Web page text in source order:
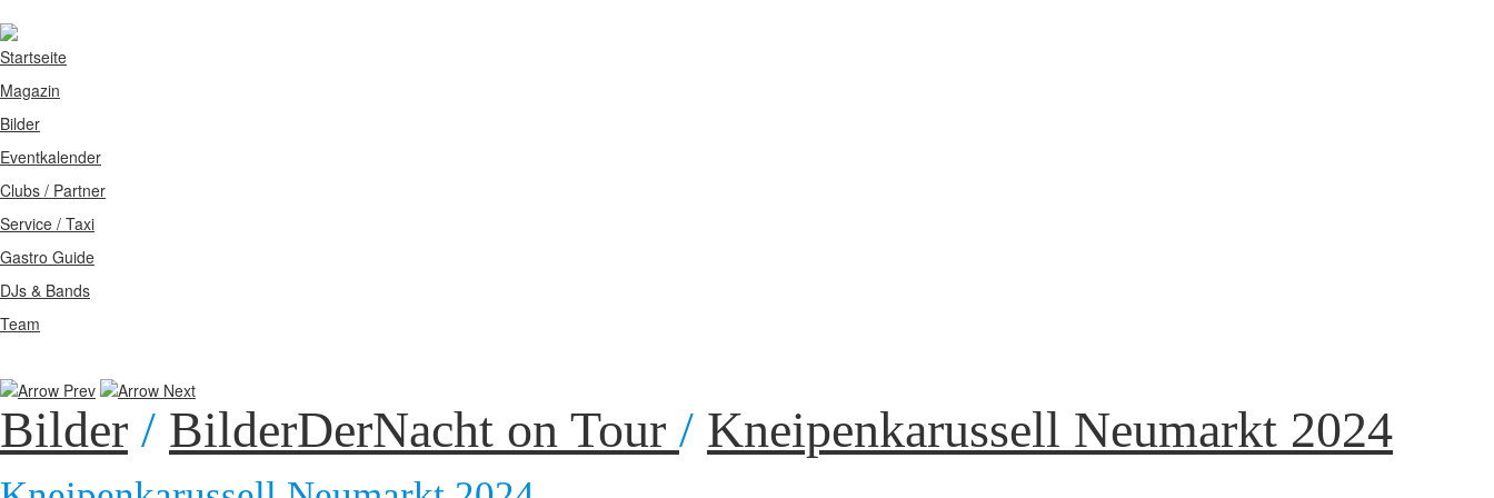
Startseite
Magazin
Bilder
Eventkalender
Clubs / Partner
Service / Taxi
Gastro Guide
DJs & Bands
Team
Bilder / BilderDerNacht on Tour / Kneipenkarussell Neumarkt 2024